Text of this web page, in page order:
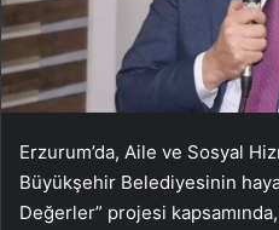
Erzurum’da, Aile ve Sosyal
Büyükşehir Belediyesinin
Değerler” projesi